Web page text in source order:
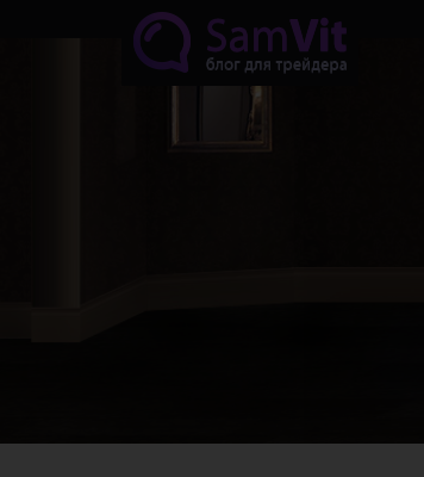
Перейти к основному содержанию